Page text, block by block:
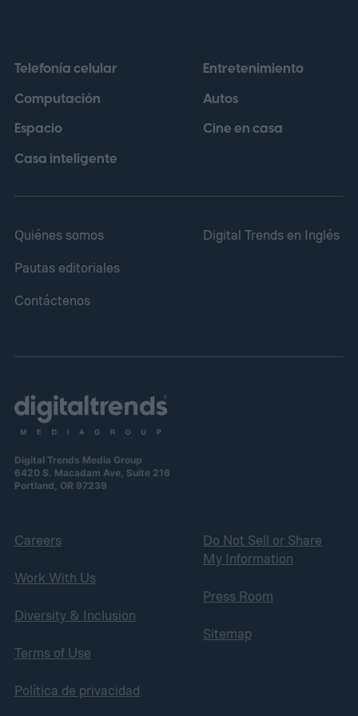
escenas oscuras y una experiencia visual
más fluida en general.
Telefonía celular
Computación
Espacio
Casa inteligente
Entretenimiento
Autos
Cine en casa
Quiénes somos
Pautas editoriales
Contáctenos
Digital Trends en Inglés
Digital Trends Media Group
6420 S. Macadam Ave, Suite 216
Portland, OR 97239
Careers
Work With Us
Diversity & Inclusion
Terms of Use
Política de privacidad
Do Not Sell or Share
My Information
Press Room
Sitemap